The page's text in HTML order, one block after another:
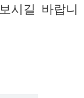
시길 바랍니